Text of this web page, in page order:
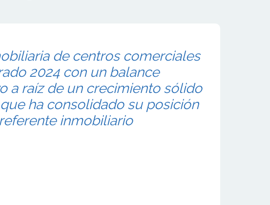
de centros comerciales
2024 con un balance
a raíz de un crecimiento sólido
ha consolidado su posición
inmobiliario